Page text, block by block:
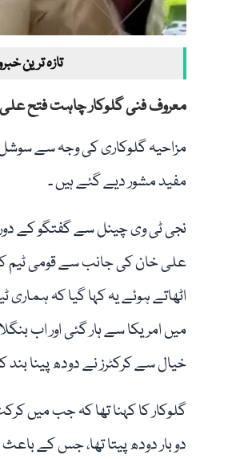
تازہ ترین
معروف فنی گلوکار چاہت فتح
مزاحیہ گلوکاری کی وجہ سے
مفید مشور دیے گئے ہیں ۔
نجی ٹی وی چینل سے گفتگو کے
علی خان کی جانب سے قومی ٹیم
اٹھاتے ہوئے یہ کہا گیا کہ ہماری
میں امریکا سے ہار گئی اور اب
خیال سے کرکٹرز نے دودھ پینا بند
گلوکار کا کہنا تھا کہ جب میں
دو بار دودھ پیتا تھا، جس کے